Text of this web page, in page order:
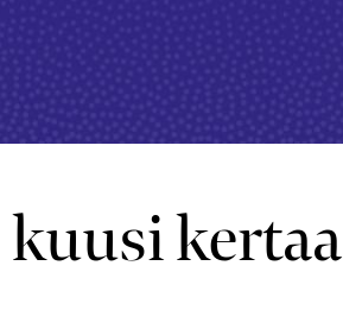
kertaa